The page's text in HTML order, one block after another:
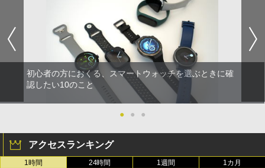
初心者の方におくる、スマートウォッチを選ぶときに確
認したい10のこと
● ● ●
アクセスランキング
1時間 24時間 1週間 1カ月